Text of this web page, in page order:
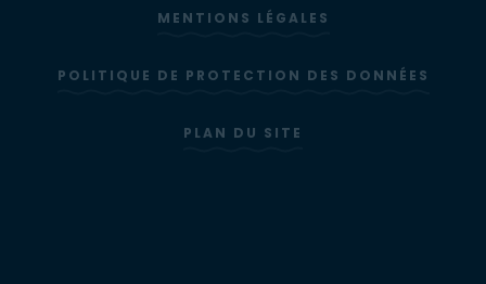
MENTIONS LÉGALES
POLITIQUE DE PROTECTION DES DONNÉES
PLAN DU SITE